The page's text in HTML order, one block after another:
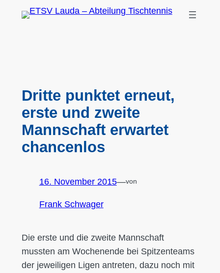
Dritte punktet erneut,
erste und zweite
Mannschaft erwartet
chancenlos
16. November 2015—von
Frank Schwager
Die erste und die zweite Mannschaft
mussten am Wochenende bei Spitzenteams
der jeweiligen Ligen antreten, dazu noch mit